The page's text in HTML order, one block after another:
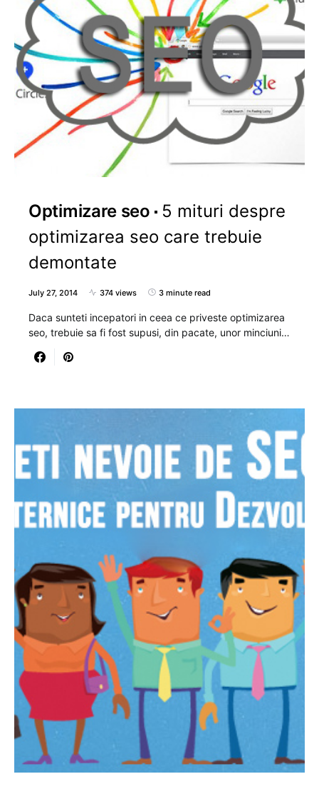
Optimizare seo
5 mituri despre
optimizarea seo care trebuie
demontate
July 27, 2014 374 views 3 minute read
Daca sunteti incepatori in ceea ce priveste optimizarea
seo, trebuie sa fi fost supusi, din pacate, unor minciuni…